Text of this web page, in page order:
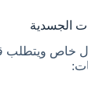
الجسدية
خاص ويتطلب